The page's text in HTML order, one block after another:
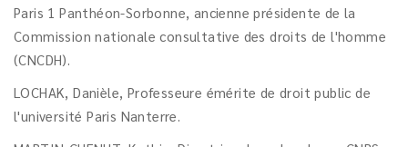
Paris 1 Panthéon-Sorbonne, ancienne présidente de la
Commission nationale consultative des droits de l'homme
(CNCDH).
LOCHAK, Danièle, Professeure émérite de droit public de
l'université Paris Nanterre.